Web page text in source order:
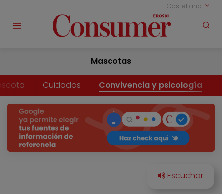
Castellano
Mascotas
Cuidados Convivencia y psicología